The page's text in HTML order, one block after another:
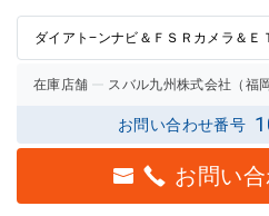
ダイアト−ンナビ＆ＦＳＲカメラ＆Ｅ
在庫店舗 スバル九州株式会社（
お問い合わせ番号
お問い